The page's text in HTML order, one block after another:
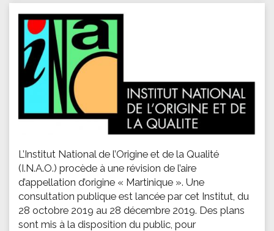
L’Institut National de l’Origine et de la Qualité
(I.N.A.O.) procède à une révision de l’aire
d’appellation d’origine « Martinique ». Une
consultation publique est lancée par cet Institut, du
28 octobre 2019 au 28 décembre 2019. Des plans
sont mis à la disposition du public, pour